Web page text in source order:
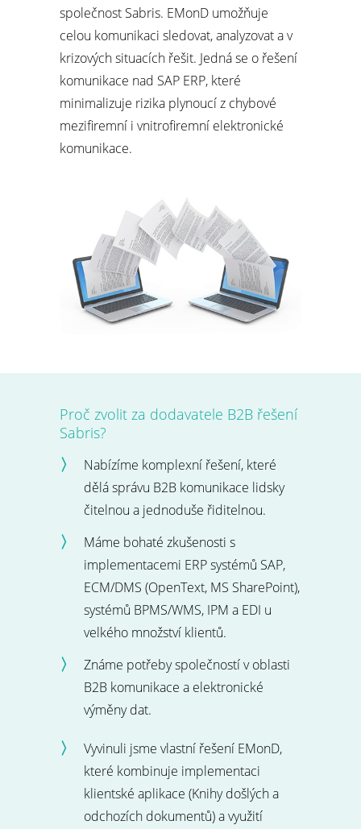
společnost Sabris. EMonD umožňuje
celou komunikaci sledovat, analyzovat a v
krizových situacích řešit. Jedná se o řešení
komunikace nad SAP ERP, které
minimalizuje rizika plynoucí z chybové
mezifiremní i vnitrofiremní elektronické
komunikace.
Proč zvolit za dodavatele B2B řešení
Sabris?
Nabízíme komplexní řešení, které
dělá správu B2B komunikace lidsky
čitelnou a jednoduše řiditelnou.
Máme bohaté zkušenosti s
implementacemi ERP systémů SAP,
ECM/DMS (OpenText, MS SharePoint),
systémů BPMS/WMS, IPM a EDI u
velkého množství klientů.
Známe potřeby společností v oblasti
B2B komunikace a elektronické
výměny dat.
Vyvinuli jsme vlastní řešení EMonD,
které kombinuje implementaci
klientské aplikace (Knihy došlých a
odchozích dokumentů) a využití